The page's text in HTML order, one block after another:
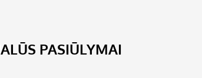
PASIŪLYMAI